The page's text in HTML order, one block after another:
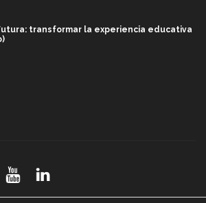
transformar la experiencia educativa